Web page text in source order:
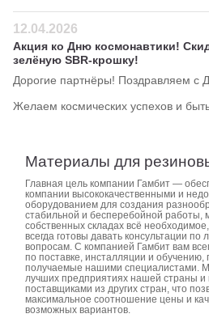
12.04.2026
Акция ко Дню космонавтики!
зелёную SBR-крошку!
Дорогие партнёры! Поздравляем с
Желаем космических успехов и
Материалы для
Главная цель компании Гамбит —
компании высококачественными и
оборудованием для создания
стабильной и бесперебойной работы,
собственных складах всё
всегда готовы давать консультации
вопросам. С компанией Гамбит вам
по поставке, инсталляции и
получаемые нашими специалистами.
лучших предприятиях нашей страны
поставщиками из других стран, что
максимальное соотношение цены и
возможных вариантов.